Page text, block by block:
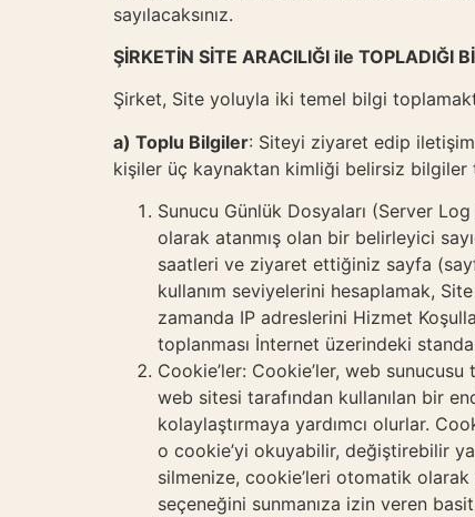
sayılacaksınız.
ŞİRKETİN SİTE ARACILIĞI ile TOPLADIĞI
Şirket, Site yoluyla iki temel bilgi
a) Toplu Bilgiler: Siteyi ziyaret edip
kişiler üç kaynaktan kimliği belirsiz bilgiler
Sunucu Günlük Dosyaları (Server
olarak atanmış olan bir belirleyici
saatleri ve ziyaret ettiğiniz sayfa
kullanım seviyelerini hesaplamak,
zamanda IP adreslerini Hizmet
toplanması İnternet üzerindeki
Cookie’ler: Cookie’ler, web
web sitesi tarafından kullanılan bir
kolaylaştırmaya yardımcı olurlar.
o cookie’yi okuyabilir, değiştirebilir ya
silmenize, cookie’leri otomatik
seçeneğini sunmanıza izin veren